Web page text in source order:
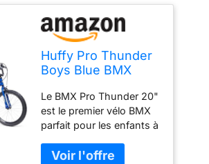
Huffy Pro Thunder
Boys Blue BMX
Ans
Le BMX Pro Thunder 20"
est le premier vélo BMX
parfait pour les enfants à
une taille comprise entre